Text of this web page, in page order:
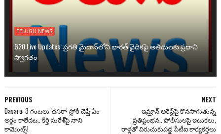
TELUGU NEWS
G20 Live Updates: ప్రగతి మైదాన్‌లోని భారత్ వైదికపై అతిథులకు ప్రధాని
స్వాగతం
NEXT
ఇమ్రాన్ అరెస్ట్‌పై కొనసాగుతున్న
ప్రతిష్టంభన.. పోలీసులపై ఇటుకలు,
రాళ్లతో విరుచుకుపడ్డ పీటీఐ కార్యకర్తలు
PREVIOUS
Dasara: 3 గంటలు 'దసరా' స్టోరీ చెప్తే ఏం
అర్థం కాలేదట.. కీర్తి సురేశ్‌పై నాని
కామెంట్స్!